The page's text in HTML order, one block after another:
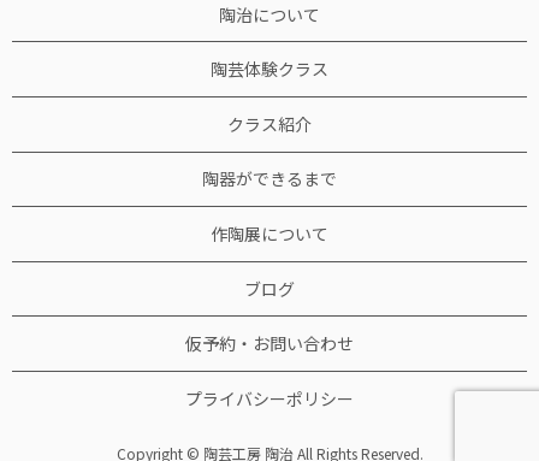
陶治について
陶芸体験クラス
クラス紹介
陶器ができるまで
作陶展について
ブログ
仮予約・お問い合わせ
プライバシーポリシー
Copyright © 陶芸工房 陶治 All Rights Reserved.